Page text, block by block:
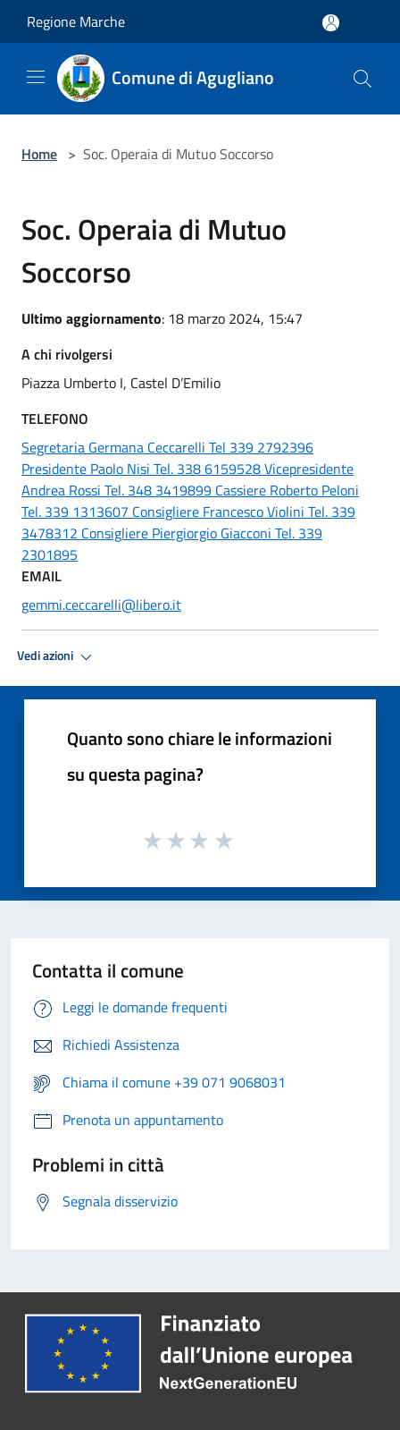
Regione Marche
Comune di Agugliano
Home > Soc. Operaia di Mutuo Soccorso
Soc. Operaia di Mutuo
Soccorso
Ultimo aggiornamento: 18 marzo 2024, 15:47
A chi rivolgersi
Piazza Umberto I, Castel D’Emilio
TELEFONO
Segretaria Germana Ceccarelli Tel 339 2792396
Presidente Paolo Nisi Tel. 338 6159528 Vicepresidente
Andrea Rossi Tel. 348 3419899 Cassiere Roberto Peloni
Tel. 339 1313607 Consigliere Francesco Violini Tel. 339
3478312 Consigliere Piergiorgio Giacconi Tel. 339
2301895
EMAIL
gemmi.ceccarelli@libero.it
Vedi azioni
Quanto sono chiare le informazioni
su questa pagina?
Contatta il comune
Leggi le domande frequenti
Richiedi Assistenza
Chiama il comune +39 071 9068031
Prenota un appuntamento
Problemi in città
Segnala disservizio